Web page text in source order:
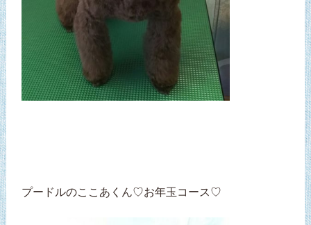
プードルのここあくん♡お年玉コース♡